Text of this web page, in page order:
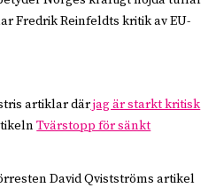
Fredrik Reinfeldts kritik av EU-
artiklar därjag är starkt kritisk
Tvärstopp för sänkt
David Qvistströms artikel